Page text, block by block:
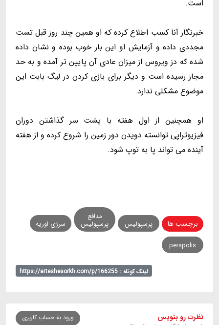
است.
خبرنگار آنا کسب اطلاع کرده که او همین چند روز قبل تست
مجددی داده و آزمایش او این بار خوب بوده و نشان داده
شده که دز ویروس از میزان عادی آن پایین تر آمده و به حد
مجاز رسیده است و دیگر برای بازی کردن در لیگ بابت این
موضوع مشکلی ندارد.
او همچنین از اول هفته با پشت سر گذاشتن دوران
فیزیوتراپی توانسته دویدن دور زمین را شروع کرده و از هفته
آینده می تواند پا به توپ شود.
برچسب ها پرسپولیس
مدافع
پرسپولیس سرژی اوریه
perspolis
لینک کوتاه : https://arteshesorkh.com/p/166255
نظرت رو بنویس ورود به حساب کاربری